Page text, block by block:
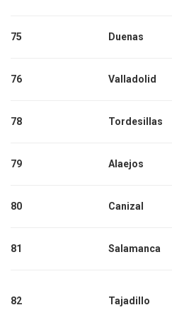
75 Duenas
76 Valladolid
78 Tordesillas
79 Alaejos
80 Canizal
81 Salamanca
82 Tajadillo